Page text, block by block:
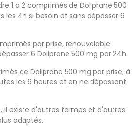
1 à 2 comprimés de Doliprane 500
les 4h si besoin et sans dépasser 6
par prise, renouvelable
6 Doliprane 500 mg par 24h.
de Doliprane 500 mg par prise, à
les 6 heures et en ne dépassant
il existe d'autres formes et d'autres
adaptés.